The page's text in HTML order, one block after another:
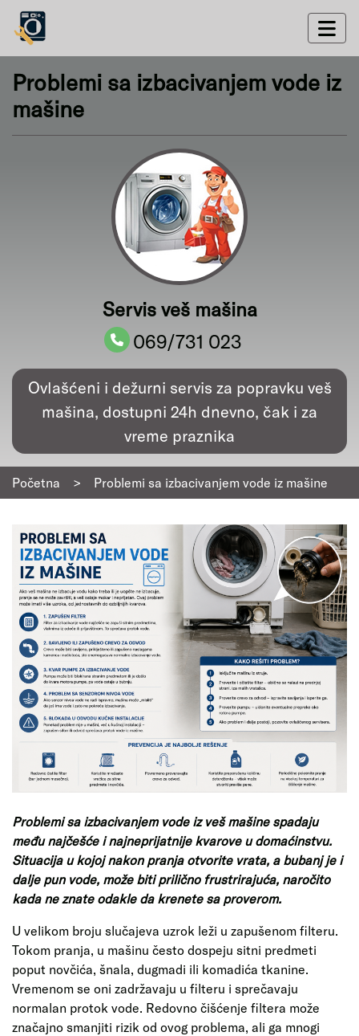
Problemi sa izbacivanjem vode iz
mašine
Servis veš mašina
069/731 023
Ovlašćeni i dežurni servis za popravku veš
mašina, dostupni 24h dnevno, čak i za
vreme praznika
Početna > Problemi sa izbacivanjem vode iz mašine
Problemi sa izbacivanjem vode iz veš mašine spadaju
među najčešće i najneprijatnije kvarove u domaćinstvu.
Situacija u kojoj nakon pranja otvorite vrata, a bubanj je i
dalje pun vode, može biti prilično frustrirajuća, naročito
kada ne znate odakle da krenete sa proverom.
U velikom broju slučajeva uzrok leži u zapušenom filteru.
Tokom pranja, u mašinu često dospeju sitni predmeti
poput novčića, šnala, dugmadi ili komadića tkanine.
Vremenom se oni zadržavaju u filteru i sprečavaju
normalan protok vode. Redovno čišćenje filtera može
značajno smanjiti rizik od ovog problema, ali ga mnogi